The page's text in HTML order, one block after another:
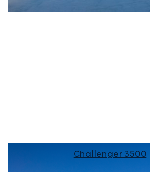
Challenger 3500